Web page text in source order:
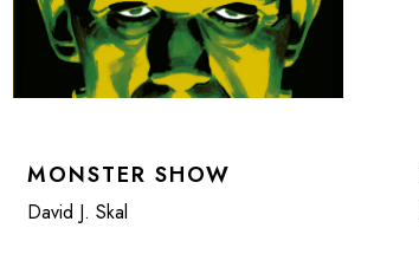
MONSTER SHOW
David J. Skal